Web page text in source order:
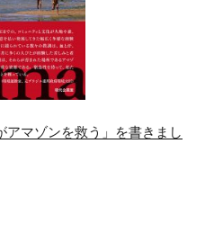
アマゾンを救う」を書きまし